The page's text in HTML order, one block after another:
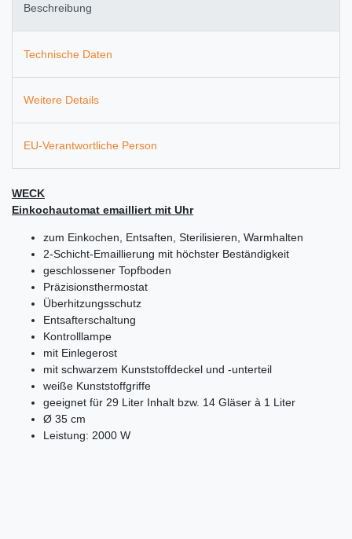
Beschreibung
Technische Daten
Weitere Details
EU-Verantwortliche Person
WECK
Einkochautomat emailliert mit Uhr
zum Einkochen, Entsaften, Sterilisieren, Warmhalten
2-Schicht-Emaillierung mit höchster Beständigkeit
geschlossener Topfboden
Präzisionsthermostat
Überhitzungsschutz
Entsafterschaltung
Kontrolllampe
mit Einlegerost
mit schwarzem Kunststoffdeckel und -unterteil
weiße Kunststoffgriffe
geeignet für 29 Liter Inhalt bzw. 14 Gläser à 1 Liter
Ø 35 cm
Leistung: 2000 W